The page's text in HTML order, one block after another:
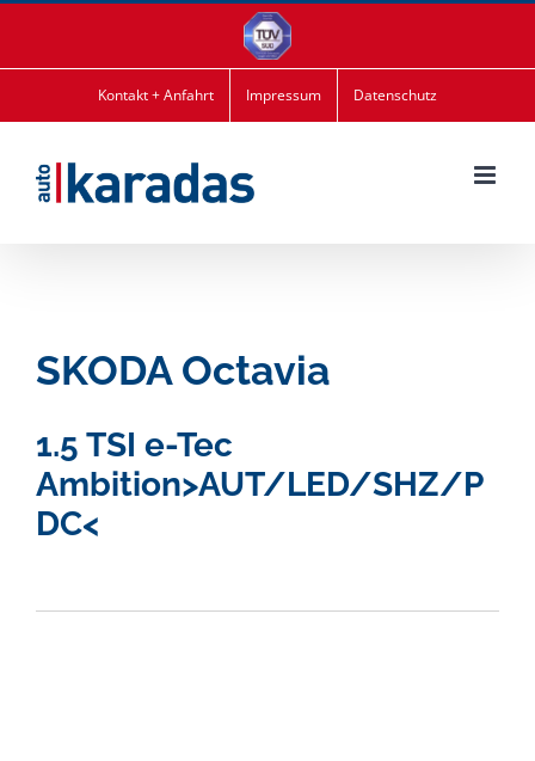
Kontakt + Anfahrt Impressum Datenschutz
SKODA Octavia
1.5 TSI e-Tec
Ambition>AUT/LED/SHZ/P
DC<